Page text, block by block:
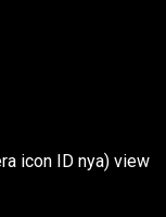
icon ID nya) view